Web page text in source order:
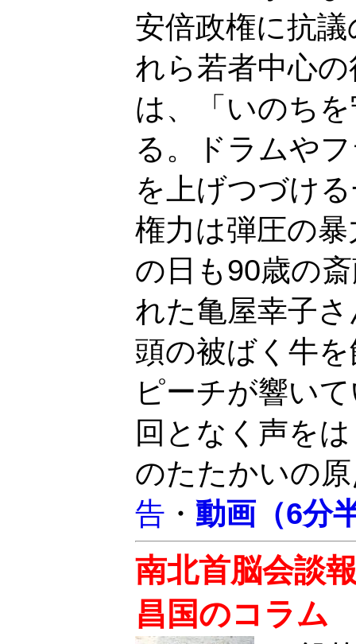
安倍政権に抗
れら若者中心
は、「いのち
る。ドラムや
を上げつづけ
権力は弾圧の
の日も90歳の
れた亀屋幸子
頭の被ばく牛
ピーチが響い
回となく声を
のたたかいの
告 ・ 動画（6分
南北首脳会談
昌国のコラム